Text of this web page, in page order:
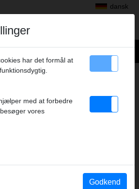
dansk
EX-PRESS P-CEF ACC
RØREXPANDER 34
TILBAGELØB
har det formål at
med at forbedre
vores
Godkend